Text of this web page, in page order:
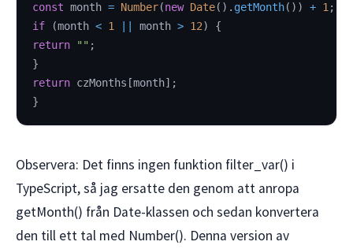
const month = Number(new Date( ) . getMonth( ) ) + 1;
if
(month < 1 month > 12)
{
return
"" ;
}
return czMonths [month] ;
}
Observera: Det finns ingen funktion filter_var() i
TypeScript, så jag ersatte den genom att anropa
getMonth() från Date-klassen och sedan konvertera
den till ett tal med Number(). Denna version av